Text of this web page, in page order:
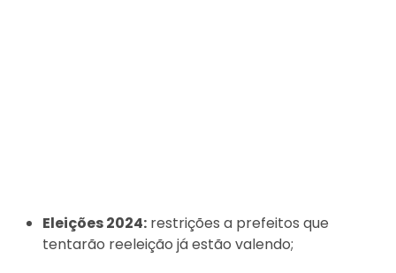
Eleições 2024: restrições a prefeitos que
tentarão reeleição já estão valendo;